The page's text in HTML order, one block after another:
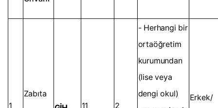
1
Zabıta
11 2
- Herhangi bir
ortaöğretim
kurumundan
(lise veya
dengi okul)
Erkek/